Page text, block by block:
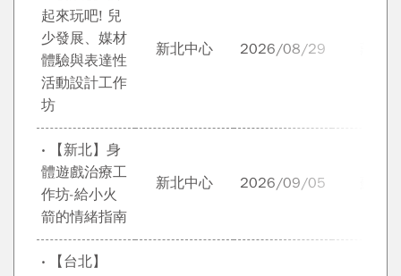
起來玩吧! 兒
少發展、媒材
體驗與表達性
活動設計工作
坊
新北中心 2026/08/29
‧ 【新北】身
體遊戲治療工
作坊-給小火
箭的情緒指南
新北中心 2026/09/05
‧ 【台北】